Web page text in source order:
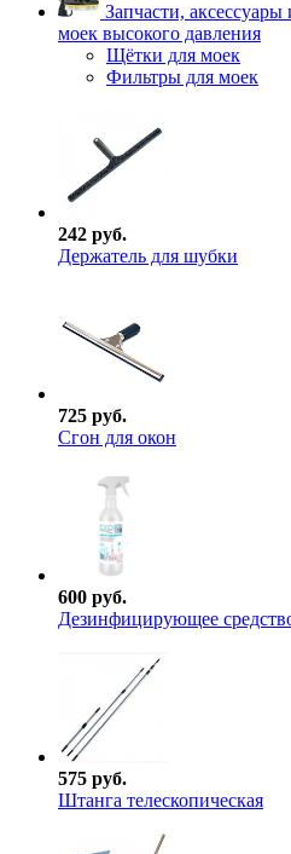
Запчасти,
моек высокого давления
Щётки для моек
Фильтры для моек
242 руб.
Держатель для шубки
725 руб.
Сгон для окон
600 руб.
Дезинфицирующее
575 руб.
Штанга телескопическая